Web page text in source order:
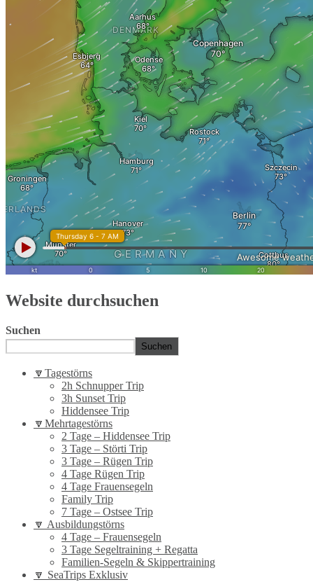
Website durchsuchen
Suchen
Suchen
🔽Tagestörns
2h Schnupper Trip
3h Sunset Trip
Hiddensee Trip
🔽Mehrtagestörns
2 Tage – Hiddensee Trip
3 Tage – Störti Trip
3 Tage – Rügen Trip
4 Tage Rügen Trip
4 Tage Frauensegeln
Family Trip
7 Tage – Ostsee Trip
🔽 Ausbildungstörns
4 Tage – Frauensegeln
3 Tage Segeltraining + Regatta
Familien-Segeln & Skippertraining
🔽 SeaTrips Exklusiv